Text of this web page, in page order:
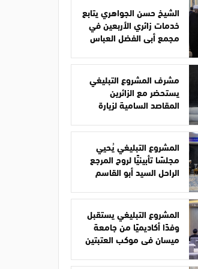
الشيخ حسن الجواهري يتابع
خدمات زائري الأربعين في
مجمع أبي الفضل العباس
مشرف المشروع التبليغي
يستحضر مع الزائرين
المقاصد السامية لزيارة
المشروع التبليغي يُحيي
مجلسًا تأبينيًّا لروح المرجع
الراحل السيد أبو القاسم
المشروع التبليغي يستقبل
وفدًا أكاديميًا من جامعة
ميسان في موكب العتبتين